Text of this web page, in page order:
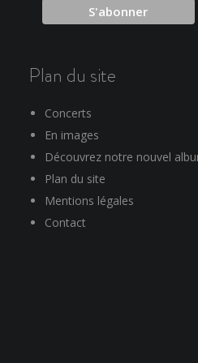
Plan du site
Concerts
En images
Découvrez notre nouvel
Plan du site
Mentions légales
Contact